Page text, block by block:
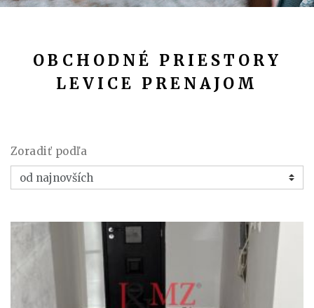
OBCHODNÉ PRIESTORY
LEVICE PRENAJOM
Zoradiť podľa